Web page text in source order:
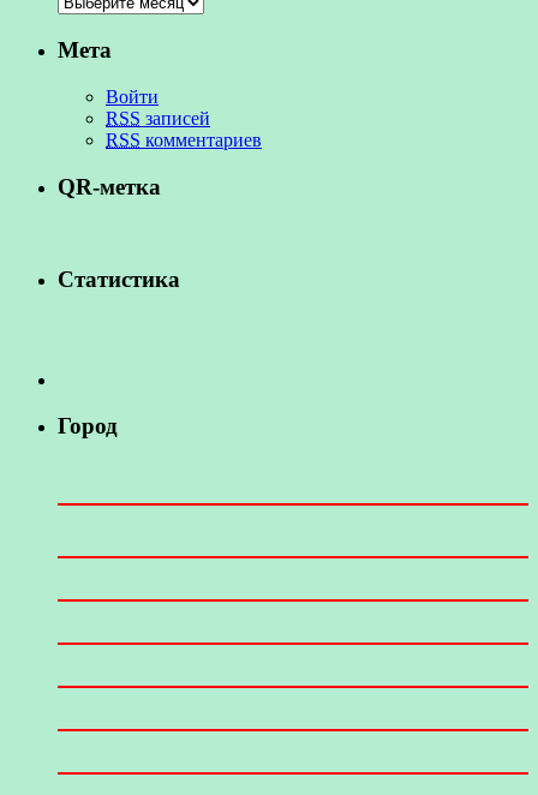
Мета
Войти
RSS записей
RSS комментариев
QR-метка
Статистика
Город